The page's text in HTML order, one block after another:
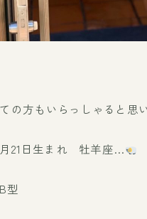
の方もいらっしゃると思
21日生まれ 牡羊座…
型